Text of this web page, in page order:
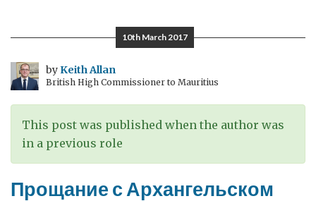
Мурманском
10th March 2017
byKeith Allan
British High Commissioner to Mauritius
This post was published when the author was
in a previous role
Прощание с Архангельском